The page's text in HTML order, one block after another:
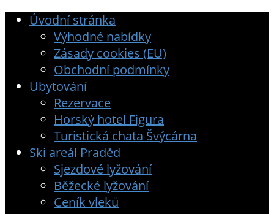
Úvodní stránka
Výhodné nabídky
Zásady cookies (EU)
Obchodní podmínky
Ubytování
Rezervace
Horský hotel Figura
Turistická chata Švýcárna
Ski areál Praděd
Sjezdové lyžování
Běžecké lyžování
Ceník vleků